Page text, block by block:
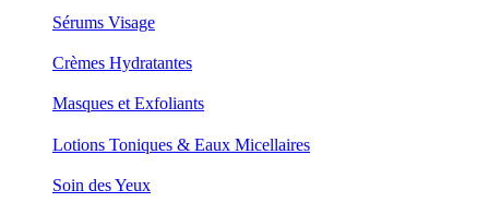
Sérums Visage
Crèmes Hydratantes
Masques et Exfoliants
Lotions Toniques & Eaux Micellaires
Soin des Yeux